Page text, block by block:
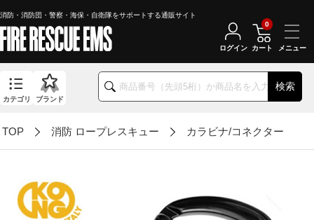
消防・消防団・警察・海保・自衛隊をサポートする通販サイト
検索
カテゴリ ブランド
ログイン カート
0
TOP 消防 ロープレスキュー カラビナ/コネクター